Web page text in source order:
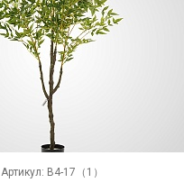
Артикул: B4-17（1）